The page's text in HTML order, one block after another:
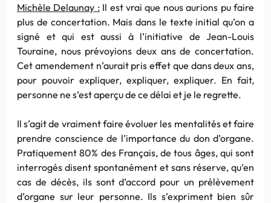
Michèle Delaunay :Il est vrai que nous aurions pu faire
plus de concertation. Mais dans le texte initial qu’on a
signé et qui est aussi à l’initiative de Jean-Louis
Touraine, nous prévoyions deux ans de concertation.
Cet amendement n’aurait pris effet que dans deux ans,
pour pouvoir expliquer, expliquer, expliquer. En fait,
personne ne s’est aperçu de ce délai et je le regrette.
Il s’agit de vraiment faire évoluer les mentalités et faire
prendre conscience de l’importance du don d’organe.
Pratiquement 80% des Français, de tous âges, qui sont
interrogés disent spontanément et sans réserve, qu’en
cas de décès, ils sont d’accord pour un prélèvement
d’organe sur leur personne. Ils s’expriment bien sûr